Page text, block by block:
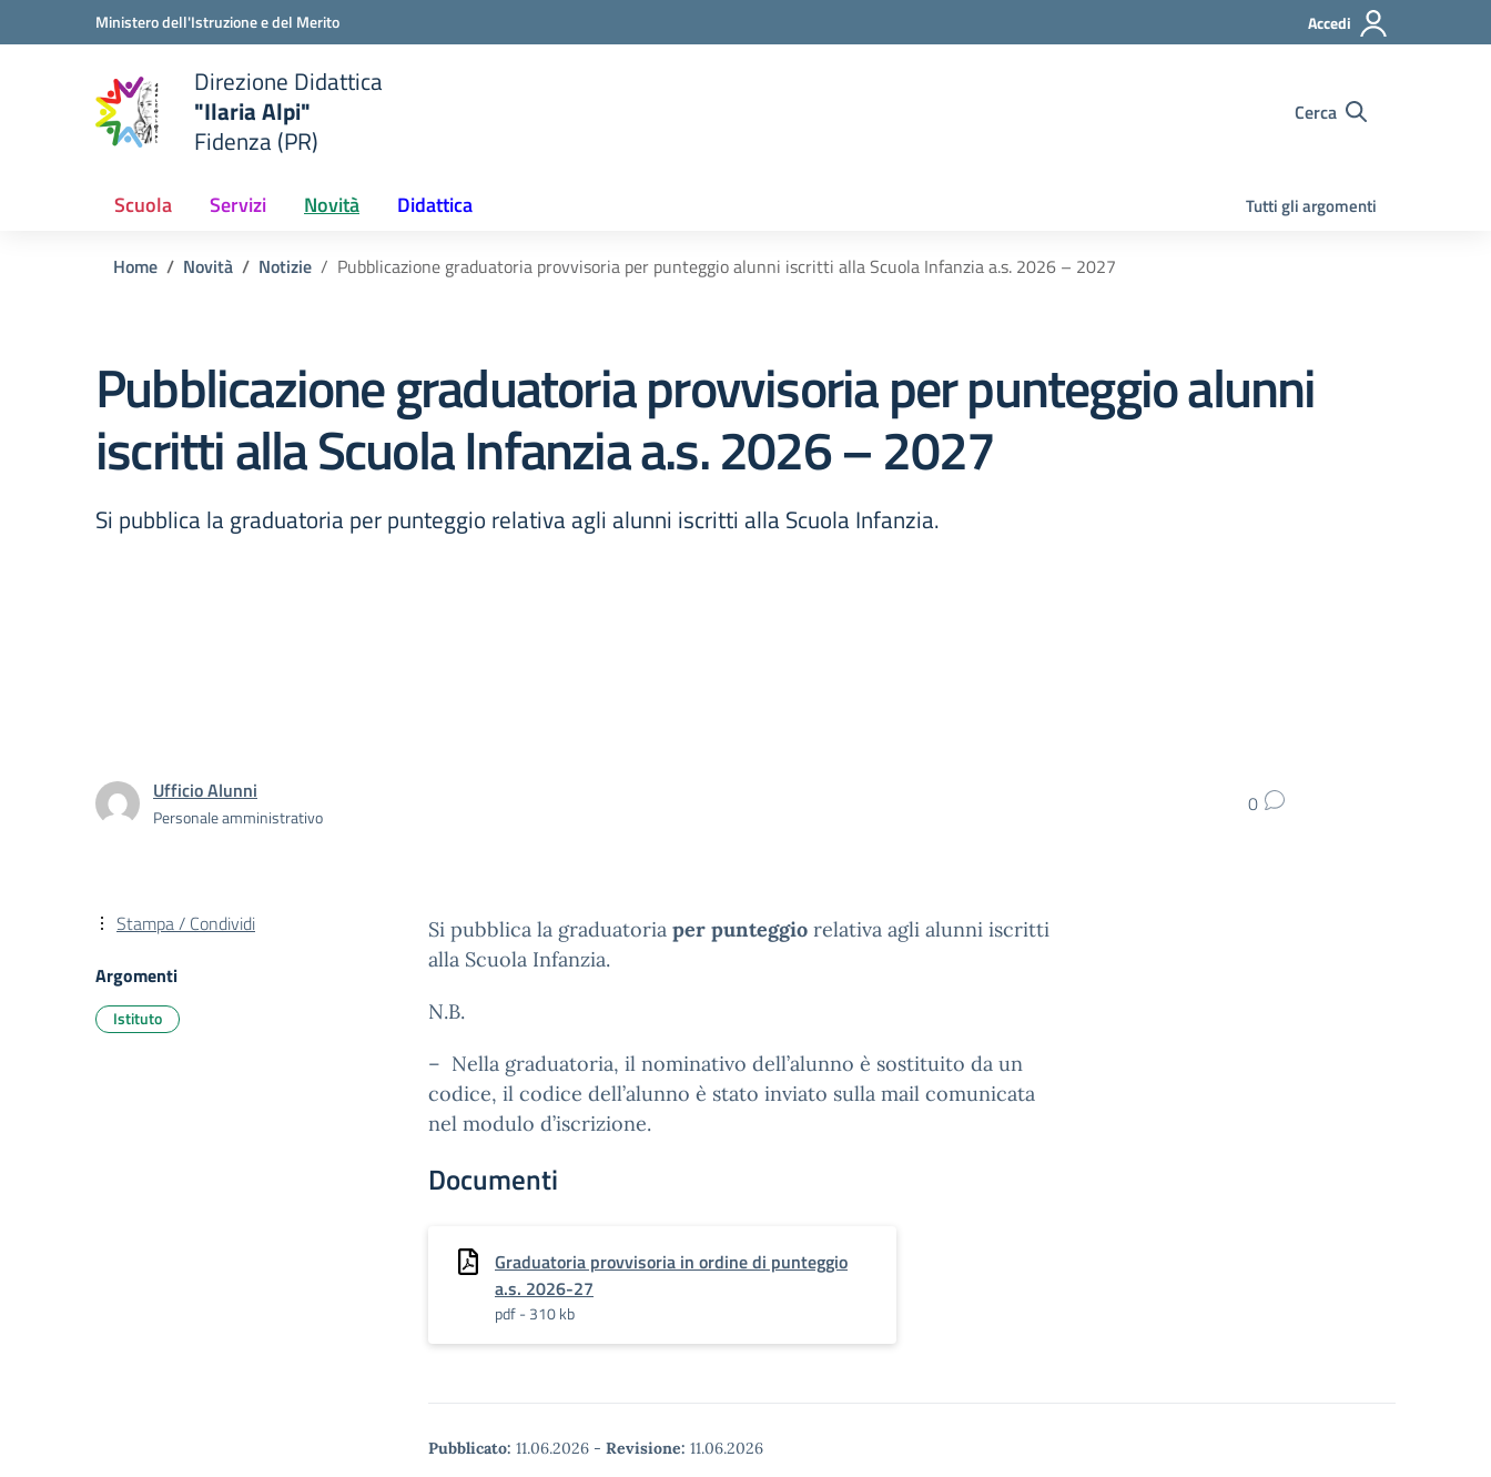
Vai ai contenuti
Vai al menu di navigazioneMinistero dell'Istruzione e del Merito Accedi
scuola
Direzione Didattica
"Ilaria Alpi"
Fidenza (PR)
Cerca
Scuola Servizi Novità Didattica Tutti gli argomenti
Home Novità Notizie Pubblicazione graduatoria provvisoria per punteggio alunni iscritti alla Scuola Infanzia a.s. 2026 – 2027
Pubblicazione graduatoria provvisoria per punteggio alunni
iscritti alla Scuola Infanzia a.s. 2026 – 2027
Si pubblica la graduatoria per punteggio relativa agli alunni iscritti alla Scuola Infanzia.
Ufficio Alunni
Personale amministrativo 0
Si pubblica la graduatoria per punteggio relativa agli alunni iscritti
alla Scuola Infanzia.
N.B.
– Nella graduatoria, il nominativo dell’alunno è sostituito da un
codice, il codice dell’alunno è stato inviato sulla mail comunicata
nel modulo d’iscrizione.
Documenti
Graduatoria provvisoria in ordine di punteggio
a.s. 2026-27
pdf - 310 kb
Pubblicato: 11.06.2026 - Revisione: 11.06.2026
Stampa / Condividi
Argomenti
Istituto